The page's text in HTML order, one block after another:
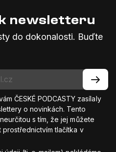
newsletteru
do dokonalosti. Buďte
ČESKÉ PODCASTY zasílaly
o novinkách. Tento
s tím, že jej můžete
tlačítka v